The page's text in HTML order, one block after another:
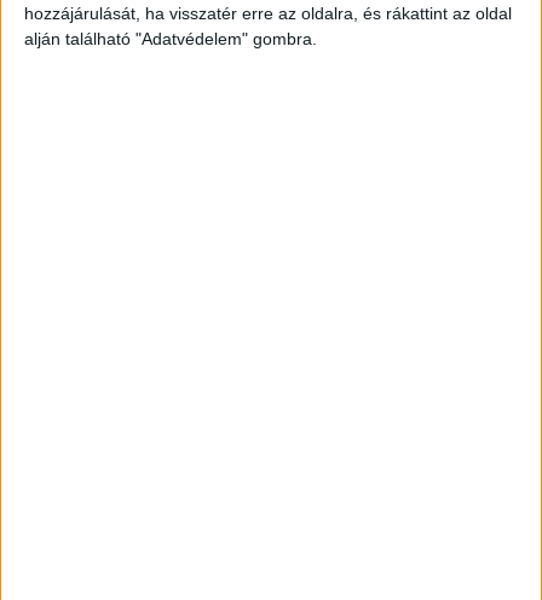
hozzájárulását, ha visszatér erre az oldalra, és rákattint az oldal
alján található "Adatvédelem" gombra.